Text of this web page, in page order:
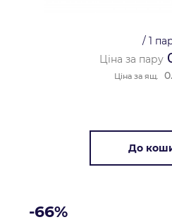
/ 1
Ціна за пару
Ціна за ящ.
До
-66%